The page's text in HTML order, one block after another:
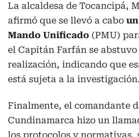
La alcaldesa de Tocancipá,
afirmó que se llevó a cabo
Mando Unificado (PMU)
el Capitán Farfán se
realización, indicando que
está sujeta a la investigación.
Finalmente, el comandante
Cundinamarca hizo un
los protocolos y normativas,